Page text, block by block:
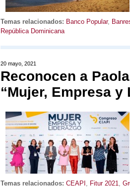
Temas relacionados: Banco Popular,
República Dominicana
20 mayo, 2021
Reconocen a
“Mujer, Empresa
Temas relacionados: CEAPI Fitur 2021